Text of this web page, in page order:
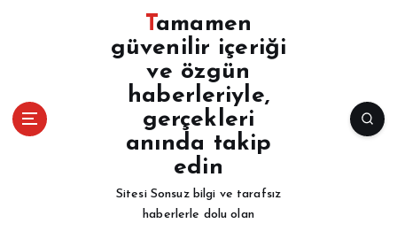
Tamamen
güvenilir içeriği
ve özgün
haberleriyle,
gerçekleri
anında takip
edin
Sitesi Sonsuz bilgi ve tarafsız
haberlerle dolu olan